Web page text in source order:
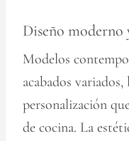
Diseño moderno
Modelos
acabados
personalización
de cocina. La